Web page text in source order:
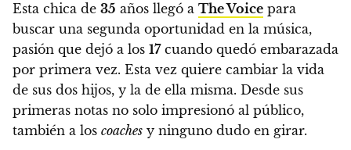
Esta chica de 35 años llegó a The Voice para
buscar una segunda oportunidad en la música,
pasión que dejó a los 17cuando quedó embarazada
por primera vez. Esta vez quiere cambiar la vida
de sus dos hijos, y la de ella misma. Desde sus
primeras notas no solo impresionó al público,
también a los coaches y ninguno dudo en girar.